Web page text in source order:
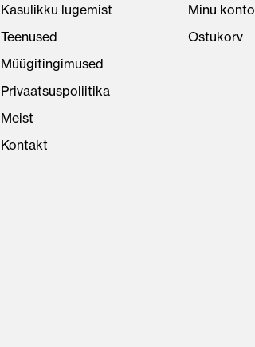
Kasulikku lugemist
Teenused
Müügitingimused
Privaatsuspoliitika
Meist
Kontakt
Minu konto
Ostukorv